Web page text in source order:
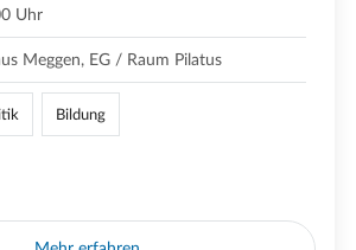
Uhr
Meggen, EG / Raum Pilatus
Bildung